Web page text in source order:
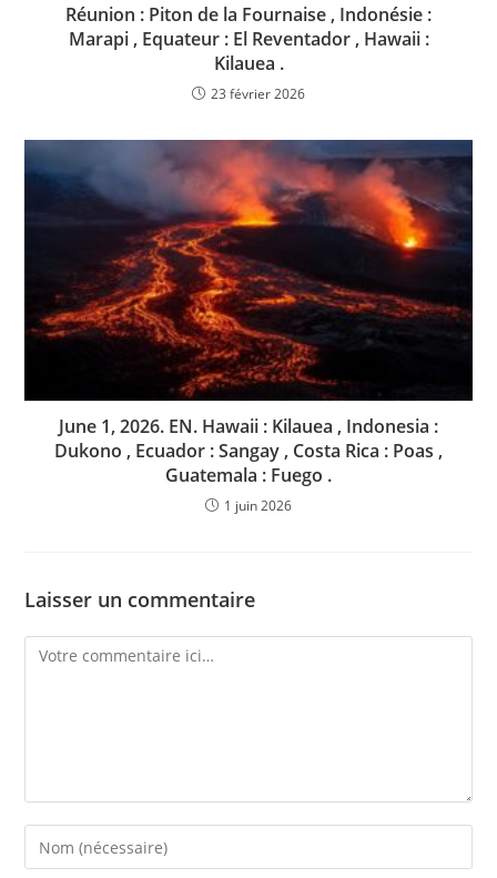
Réunion : Piton de la Fournaise , Indonésie :
Marapi , Equateur : El Reventador , Hawaii :
Kilauea .
23 février 2026
June 1, 2026. EN. Hawaii : Kilauea , Indonesia :
Dukono , Ecuador : Sangay , Costa Rica : Poas ,
Guatemala : Fuego .
1 juin 2026
Laisser un commentaire
Comment
Enter
your